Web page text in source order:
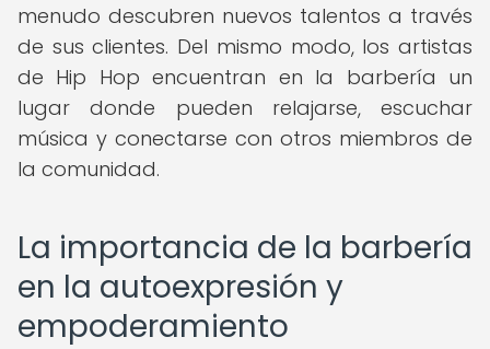
menudo descubren nuevos talentos a través
de sus clientes. Del mismo modo, los artistas
de Hip Hop encuentran en la barbería un
lugar donde pueden relajarse, escuchar
música y conectarse con otros miembros de
la comunidad.
La importancia de la barbería
en la autoexpresión y
empoderamiento